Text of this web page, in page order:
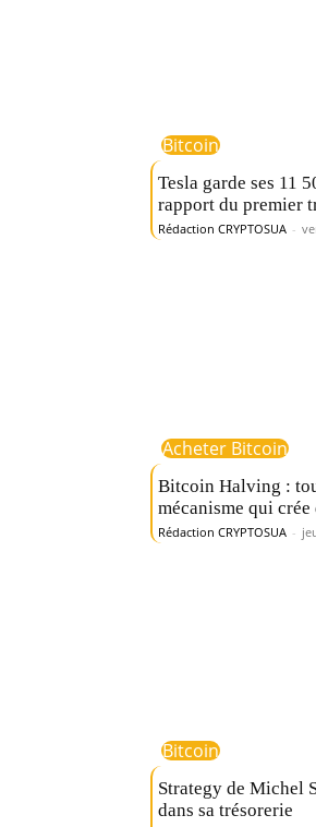
Bitcoin
Tesla garde ses 11
rapport du premier
Rédaction CRYPTOSUA -
Acheter Bitcoin
Bitcoin Halving :
mécanisme qui
Rédaction CRYPTOSUA -
Bitcoin
Strategy de Michel
dans sa trésorerie